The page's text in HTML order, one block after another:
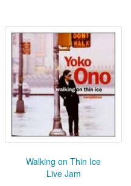
Walking on Thin Ice
Live Jam